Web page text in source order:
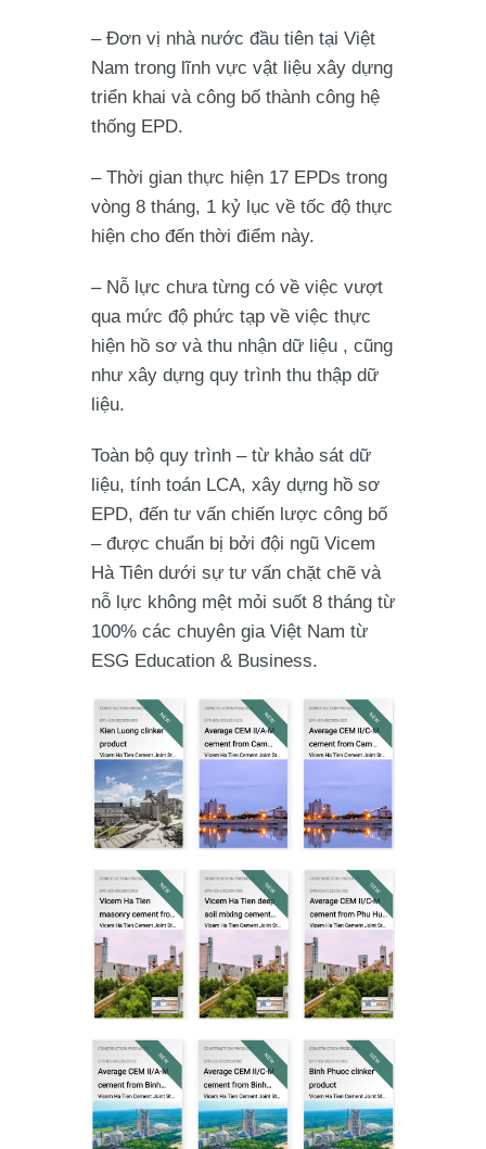
– Đơn vị nhà nước đầu tiên tại Việt
Nam trong lĩnh vực vật liệu xây dựng
triển khai và công bố thành công hệ
thống EPD.
– Thời gian thực hiện 17 EPDs trong
vòng 8 tháng, 1 kỷ lục về tốc độ thực
hiện cho đến thời điểm này.
– Nỗ lực chưa từng có về việc vượt
qua mức độ phức tạp về việc thực
hiện hồ sơ và thu nhận dữ liệu , cũng
như xây dựng quy trình thu thập dữ
liệu.
Toàn bộ quy trình – từ khảo sát dữ
liệu, tính toán LCA, xây dựng hồ sơ
EPD, đến tư vấn chiến lược công bố
– được chuẩn bị bởi đội ngũ Vicem
Hà Tiên dưới sự tư vấn chặt chẽ và
nỗ lực không mệt mỏi suốt 8 tháng từ
100% các chuyên gia Việt Nam từ
ESG Education & Business.